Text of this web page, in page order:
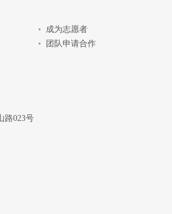
成为志愿者
团队申请合作
路023号